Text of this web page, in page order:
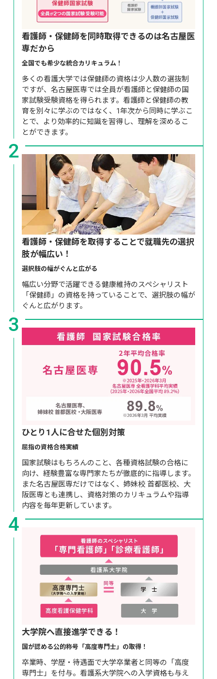
看護師・保健師を同時取得できるのは名古屋医
専だから
全国でも希少な統合カリキュラム！
多くの看護大学では保健師の資格は少人数の選抜制
ですが、名古屋医専では全員が看護師と保健師の国
家試験受験資格を得られます。看護師と保健師の教
育を別々に学ぶのではなく、1年次から同時に学ぶこ
とで、より効率的に知識を習得し、理解を深めるこ
とができます。
2
看護師・保健師を取得することで就職先の選択
肢が幅広い！
選択肢の幅がぐんと広がる
幅広い分野で活躍できる健康維持のスペシャリスト
「保健師」の資格を持っていることで、選択肢の幅が
ぐんと広がります。
3
ひとり1人に合せた個別対策
屈指の資格合格実績
国家試験はもちろんのこと、各種資格試験の合格に
向け、経験豊富な専門家たちが徹底的に指導します。
また名古屋医専だけではなく、姉妹校 首都医校、大
阪医専とも連携し、資格対策のカリキュラムや指導
内容を毎年更新しています。
4
大学院へ直接進学できる！
国が認める公的称号「高度専門士」の取得！
卒業時、学歴・待遇面で大学卒業者と同等の「高度
専門士」を付与。看護系大学院への入学資格も与え